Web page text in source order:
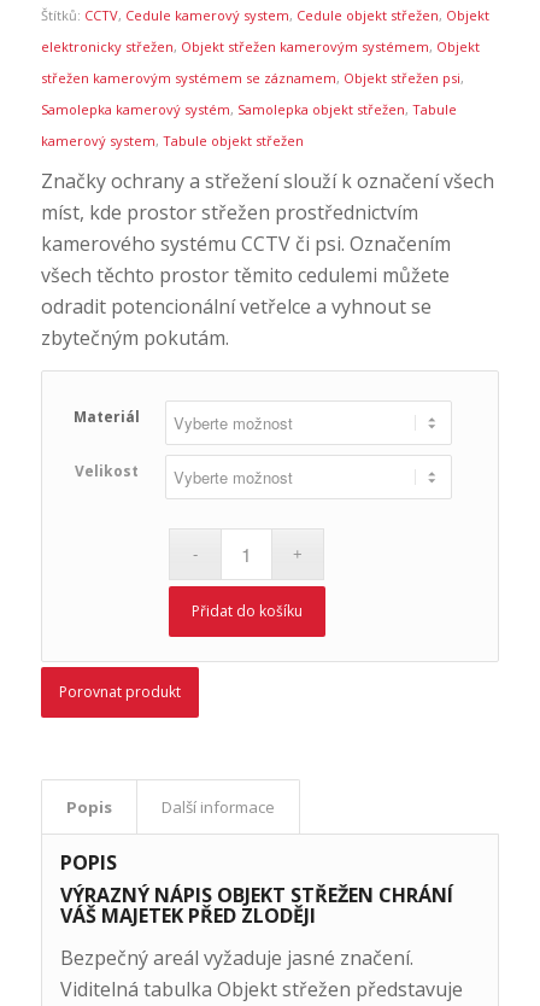
Štítků: CCTV, Cedule kamerový system, Cedule objekt střežen, Objekt
elektronicky střežen, Objekt střežen kamerovým systémem, Objekt
střežen kamerovým systémem se záznamem, Objekt střežen psi,
Samolepka kamerový systém, Samolepka objekt střežen, Tabule
kamerový system, Tabule objekt střežen
Značky ochrany a střežení slouží k označení všech
míst, kde prostor střežen prostřednictvím
kamerového systému CCTV či psi. Označením
všech těchto prostor těmito cedulemi můžete
odradit potencionální vetřelce a vyhnout se
zbytečným pokutám.
Materiál
Velikost
Přidat do košíku
Porovnat produkt
Popis Další informace
POPIS
VÝRAZNÝ NÁPIS OBJEKT STŘEŽEN CHRÁNÍ
VÁŠ MAJETEK PŘED ZLODĚJI
Bezpečný areál vyžaduje jasné značení.
Viditelná tabulka Objekt střežen představuje